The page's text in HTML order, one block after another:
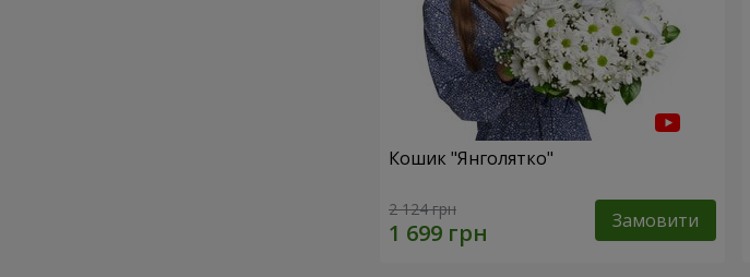
Кошик "Янголятко"
2 124 грн Замовити